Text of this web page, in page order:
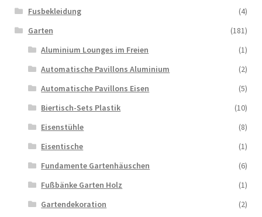
Fusbekleidung
(4)
Garten
(181)
Aluminium Lounges im Freien
(1)
Automatische Pavillons Aluminium
(2)
Automatische Pavillons Eisen
(5)
Biertisch-Sets Plastik
(10)
Eisenstühle
(8)
Eisentische
(1)
Fundamente Gartenhäuschen
(6)
Fußbänke Garten Holz
(1)
Gartendekoration
(2)